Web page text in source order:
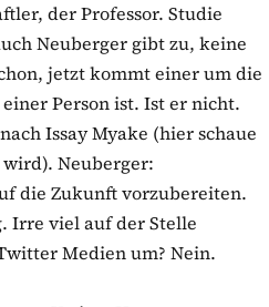
der Professor. Studie
Neuberger gibt zu, keine
jetzt kommt einer um die
Person ist. Ist er nicht.
Issay Myake (hier schaue
Neuberger:
die Zukunft vorzubereiten.
Irre viel auf der Stelle
Medien um? Nein.